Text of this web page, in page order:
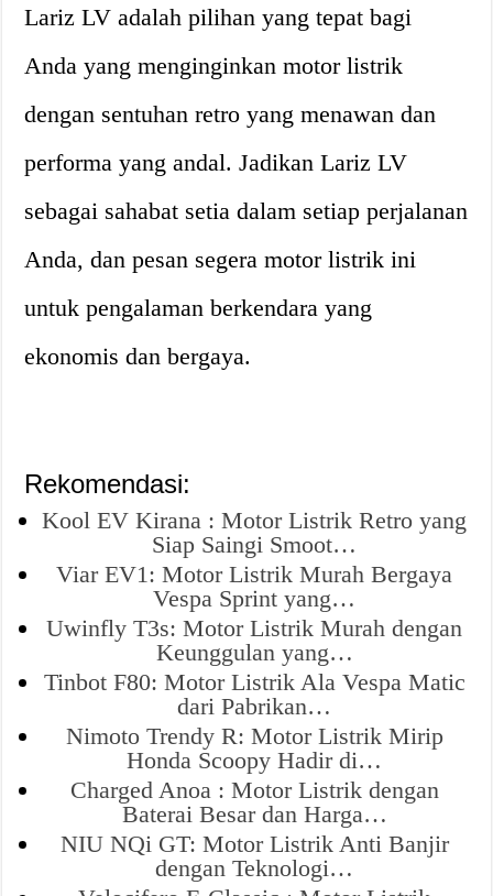
Lariz LV adalah pilihan yang tepat bagi
Anda yang menginginkan motor listrik
dengan sentuhan retro yang menawan dan
performa yang andal. Jadikan Lariz LV
sebagai sahabat setia dalam setiap perjalanan
Anda, dan pesan segera motor listrik ini
untuk pengalaman berkendara yang
ekonomis dan bergaya.
Rekomendasi:
Kool EV Kirana : Motor Listrik Retro yang
Siap Saingi Smoot…
Viar EV1: Motor Listrik Murah Bergaya
Vespa Sprint yang…
Uwinfly T3s: Motor Listrik Murah dengan
Keunggulan yang…
Tinbot F80: Motor Listrik Ala Vespa Matic
dari Pabrikan…
Nimoto Trendy R: Motor Listrik Mirip
Honda Scoopy Hadir di…
Charged Anoa : Motor Listrik dengan
Baterai Besar dan Harga…
NIU NQi GT: Motor Listrik Anti Banjir
dengan Teknologi…